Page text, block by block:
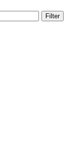
Filter